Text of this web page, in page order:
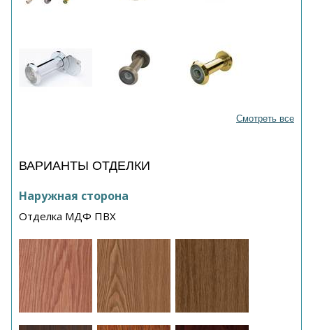
Смотреть все
ВАРИАНТЫ ОТДЕЛКИ
Наружная сторона
Отделка МДФ ПВХ